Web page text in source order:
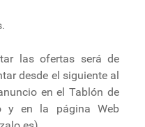
las ofertas será de
desde el siguiente al
en el Tablón de
y en la página Web